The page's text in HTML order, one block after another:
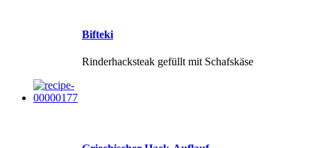
Bifteki
Rinderhacksteak gefüllt mit Schafskäse